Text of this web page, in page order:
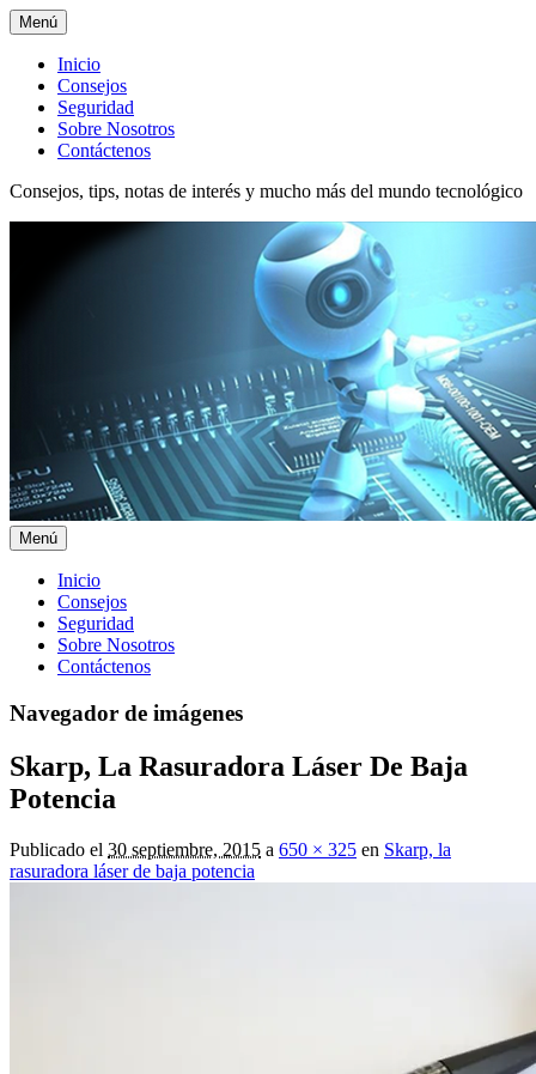
Menú
Menú
superior
Inicio
Consejos
Seguridad
Sobre Nosotros
Contáctenos
Consejos, tips, notas de interés y mucho más del mundo tecnológico
Menú
Menú
principal
Inicio
Consejos
Seguridad
Sobre Nosotros
Contáctenos
Navegador de imágenes
Skarp, La Rasuradora Láser De Baja
Potencia
Publicado el 30 septiembre, 2015 a 650 × 325 en Skarp, la
rasuradora láser de baja potencia